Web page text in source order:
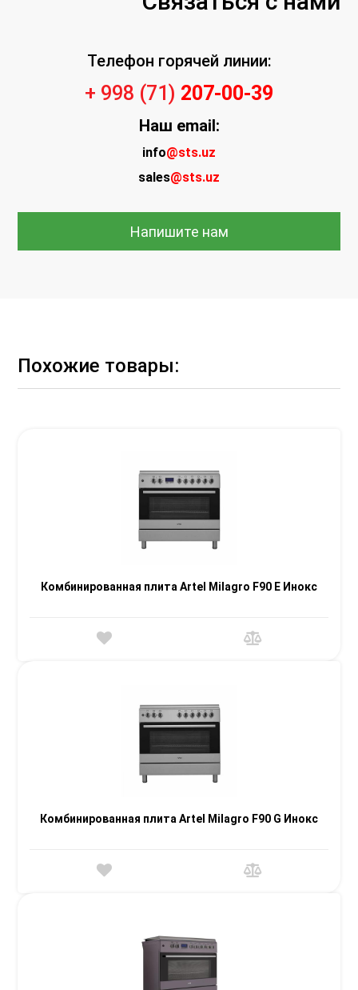
Телефон горячей линии:
+ 998 (71) 207-00-39
Наш email:
info@sts.uz
sales@sts.uz
Напишите нам
Похожие товары:
Комбинированная плита Artel Milagro F90 E Инокс
Комбинированная плита Artel Milagro F90 G Инокс